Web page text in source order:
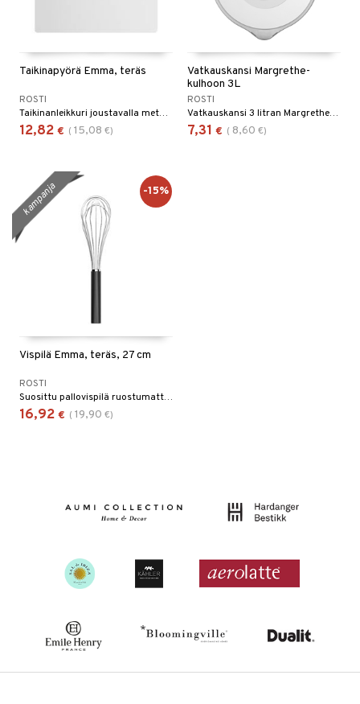
Taikinapyörä Emma, teräs
ROSTI
Taikinanleikkuri joustavalla metalliterällä.
12,82 € ( 15,08 €)
Vatkauskansi Margrethe-
kulhoon 3L
ROSTI
Vatkauskansi 3 litran Margrethe-kulhoon.
7,31 € ( 8,60 €)
Vispilä Emma, teräs, 27 cm
ROSTI
Suosittu pallovispilä ruostumattomasta teräksestä.
16,92 € ( 19,90 €)
kampanja -15%